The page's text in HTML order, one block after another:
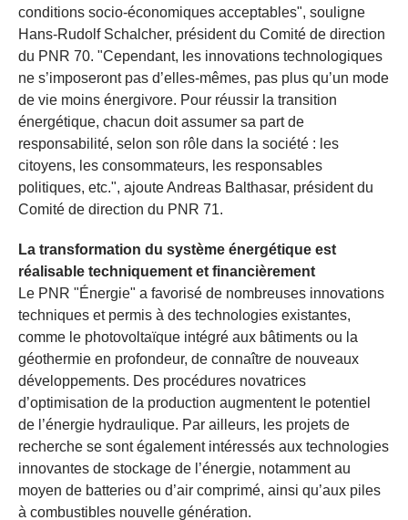
conditions socio-économiques acceptables", souligne
Hans-Rudolf Schalcher, président du Comité de direction
du PNR 70. "Cependant, les innovations technologiques
ne s’imposeront pas d’elles-mêmes, pas plus qu’un mode
de vie moins énergivore. Pour réussir la transition
énergétique, chacun doit assumer sa part de
responsabilité, selon son rôle dans la société : les
citoyens, les consommateurs, les responsables
politiques, etc.", ajoute Andreas Balthasar, président du
Comité de direction du PNR 71.
La transformation du système énergétique est
réalisable techniquement et financièrement
Le PNR "Énergie" a favorisé de nombreuses innovations
techniques et permis à des technologies existantes,
comme le photovoltaïque intégré aux bâtiments ou la
géothermie en profondeur, de connaître de nouveaux
développements. Des procédures novatrices
d’optimisation de la production augmentent le potentiel
de l’énergie hydraulique. Par ailleurs, les projets de
recherche se sont également intéressés aux technologies
innovantes de stockage de l’énergie, notamment au
moyen de batteries ou d’air comprimé, ainsi qu’aux piles
à combustibles nouvelle génération.